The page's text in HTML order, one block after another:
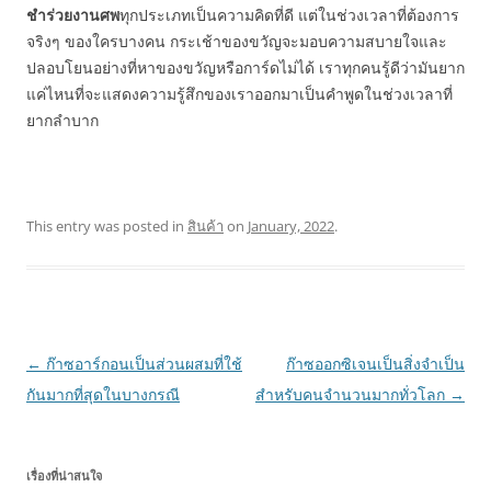
ชำร่วยงานศพทุกประเภทเป็นความคิดที่ดี แต่ในช่วงเวลาที่ต้องการ
จริงๆ ของใครบางคน กระเช้าของขวัญจะมอบความสบายใจและ
ปลอบโยนอย่างที่หาของขวัญหรือการ์ดไม่ได้ เราทุกคนรู้ดีว่ามันยาก
แค่ไหนที่จะแสดงความรู้สึกของเราออกมาเป็นคำพูดในช่วงเวลาที่
ยากลำบาก
This entry was posted in สินค้า on January, 2022.
Post
navigation
← ก๊าซอาร์กอนเป็นส่วนผสมที่ใช้
กันมากที่สุดในบางกรณี
ก๊าซออกซิเจนเป็นสิ่งจำเป็น
สำหรับคนจำนวนมากทั่วโลก →
เรื่องที่น่าสนใจ